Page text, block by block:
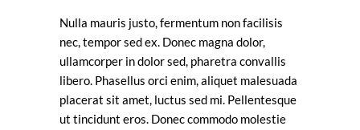
Nulla mauris justo, fermentum non facilisis
nec, tempor sed ex. Donec magna dolor,
ullamcorper in dolor sed, pharetra convallis
libero. Phasellus orci enim, aliquet malesuada
placerat sit amet, luctus sed mi. Pellentesque
ut tincidunt eros. Donec commodo molestie